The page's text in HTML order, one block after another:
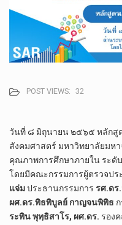
POST VIEWS: 32
วันที่ ๘ มิถุนายน ๒๕๖๕ หลัก
สังคมศาสตร์ มหาวิทยาลัยมห
คุณภาพการศึกษาภายใน ระดั
โดยมีคณะกรรมการผู้ตรวจปร
แจ่มประธานกรรมการ รศ.ดร
ผศ.ดร.พิธพิบูลย์ กาญจนพิพิธ
ระพิน​ พุท​ฺ​ธิ​สาโร, ผศ.ดร.​ รอง